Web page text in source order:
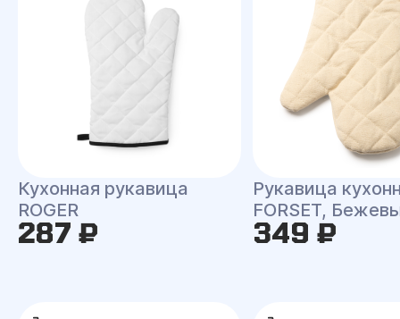
Кухонная рукавица
ROGER
287 ₽
Рукавица
FORSET,
349 ₽